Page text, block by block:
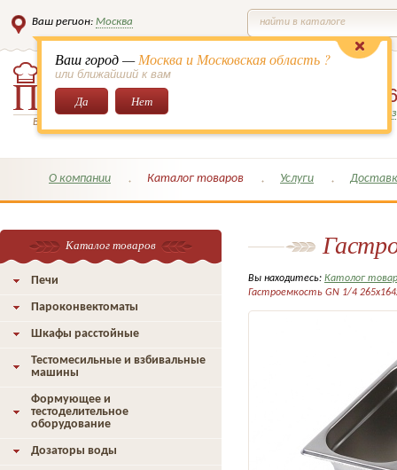
Ваш регион: Москва
Ваш город —Москва и Московская область ?
или ближайший к вам
Да Нет
найти в каталоге
Всё для кондитеров и поваров!
649-
Заказать обратный
О компании Каталог товаров Услуги
Вы находитесь: Католог
Гастроемкость GN 1/4
Каталог товаров
Печи
Пароконвектоматы
Шкафы расстойные
Тестомесильные и взбивальные
машины
Формующее и
тестоделительное
оборудование
Дозаторы воды